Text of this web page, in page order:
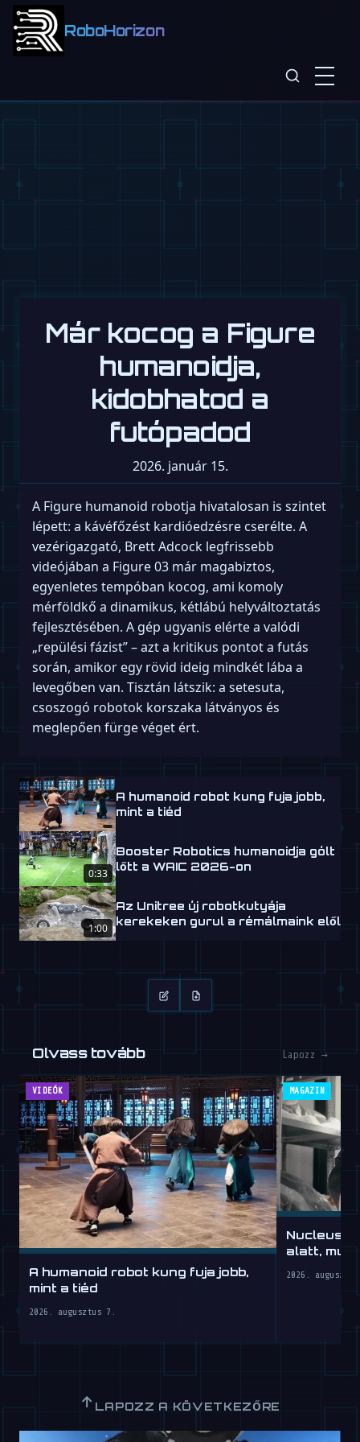
RoboHorizon
Már kocog a Figure
humanoidja,
kidobhatod a
futópadod
2026. január 15.
A Figure humanoid robotja hivatalosan is szintet
lépett: a kávéfőzést kardióedzésre cserélte. A
vezérigazgató, Brett Adcock legfrissebb
videójában a Figure 03 már magabiztos,
egyenletes tempóban kocog, ami komoly
mérföldkő a dinamikus, kétlábú helyváltoztatás
fejlesztésében. A gép ugyanis elérte a valódi
„repülési fázist” – azt a kritikus pontot a futás
során, amikor egy rövid ideig mindkét lába a
levegőben van. Tisztán látszik: a setesuta,
csoszogó robotok korszaka látványos és
meglepően fürge véget ért.
A humanoid robot kung fuja jobb,
mint a tiéd
0:33
Booster Robotics humanoidja gólt
lőtt a WAIC 2026-on
1:00
Az Unitree új robotkutyája
kerekeken gurul a rémálmaink elől
Olvass tovább Lapozz →
VIDEÓK
A humanoid robot kung fuja jobb,
mint a tiéd
2026. augusztus 7.
MAGAZIN
Nucleus:
alatt,
2026.
↑ LAPOZZ A KÖVETKEZŐRE